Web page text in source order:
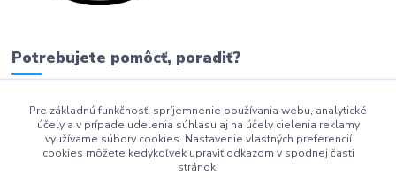
Potrebujete pomôcť, poradiť?
0911 279 230
info@ppkeshop.sk
Pre základnú funkčnosť, spríjemnenie používania webu, analytické
účely a v prípade udelenia súhlasu aj na účely cielenia reklamy
využívame súbory cookies. Nastavenie vlastných preferencií
cookies môžete kedykoľvek upraviť odkazom v spodnej časti
stránok.